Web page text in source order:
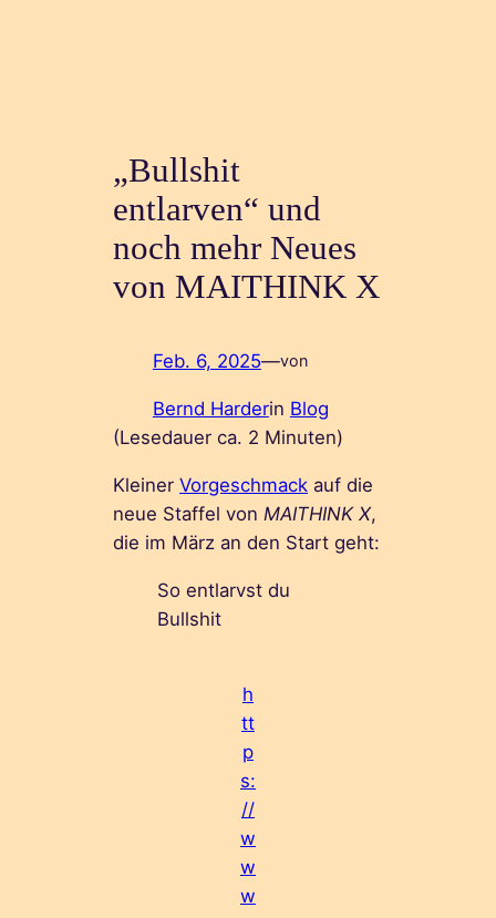
„Bullshit
entlarven“ und
noch mehr Neues
von MAITHINK X
Feb. 6, 2025—von
Bernd Harderin Blog
(Lesedauer ca. 2 Minuten)
KleinerVorgeschmack auf die
neue Staffel von MAITHINK X,
die im März an den Start geht:
So entlarvst du
Bullshit
h
tt
p
s:
//
w
w
w